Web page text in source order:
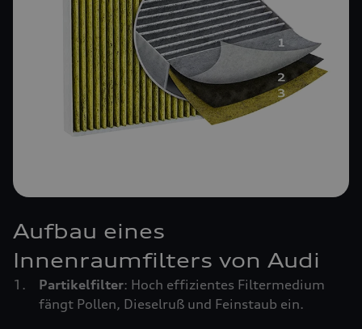
Aufbau eines
Innenraumfilters von Audi
Partikelfilter: Hoch effizientes Filtermedium
fängt Pollen, Dieselruß und Feinstaub ein.